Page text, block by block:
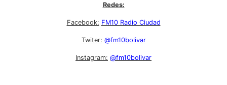
Redes:
Facebook: FM10 Radio Ciudad
Twiter: @fm10bolivar
Instagram: @fm10bolivar